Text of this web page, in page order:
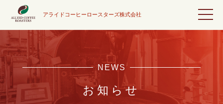
アライドコーヒーロースターズ株式会社
NEWS
お知らせ